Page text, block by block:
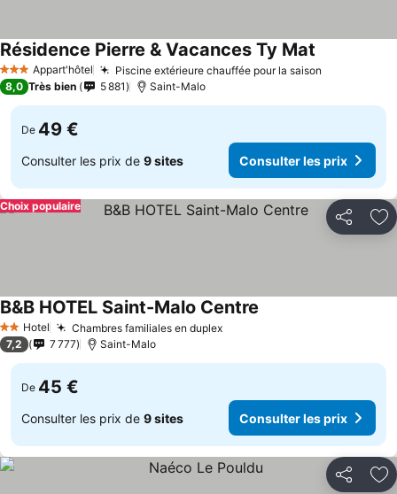
3 ÉtoilesAppart'hôtel Piscine extérieure chauffée pour la saison
Résidence Pierre & Vacances Ty Mat
8,0 Très bien 5 881 Saint-Malo
De 49 €
Consulter les prix de 9 sites Consulter les prix
Partager
Choix populaire
2 Étoiles
Hotel Chambres familiales en duplex
B&B HOTEL Saint-Malo Centre
7,2 7 777 Saint-Malo
De 45 €
Consulter les prix de 9 sites Consulter les prix
Partager